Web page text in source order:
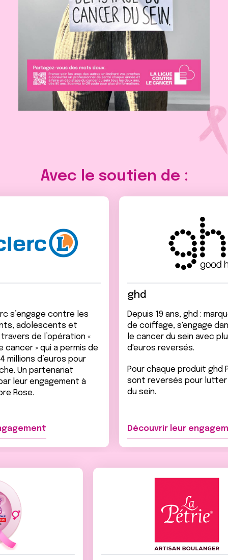
Avec le soutien de :
s’engage contre les
adolescents et
de l’opération «
cancer » qui a permis de
millions d’euros pour
Un partenariat
leur engagement à
Rose.
ghd
Depuis 19 ans, ghd :
de coiffage, s'engage
le cancer du sein avec
d'euros reversés.
Pour chaque produit ghd
sont reversés pour
du sein.
Découvrir leur